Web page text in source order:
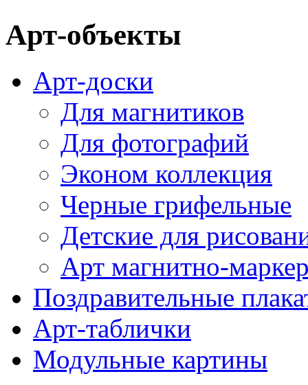
Арт-объекты
Арт-доски
Для магнитиков
Для фотографий
Эконом коллекция
Черные грифельные
Детские для
Арт магнитно-
Поздравительные
Арт-таблички
Модульные картины